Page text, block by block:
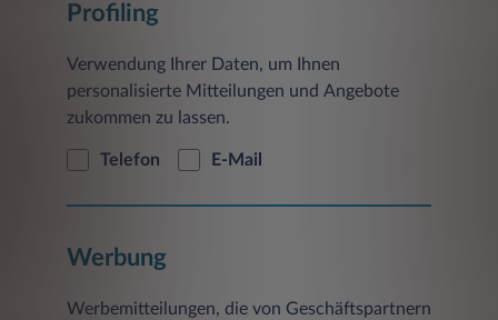
Profiling
Verwendung Ihrer Daten, um Ihnen
personalisierte Mitteilungen und Angebote
zukommen zu lassen.
Telefon E-Mail
Werbung
Werbemitteilungen, die von Geschäftspartnern